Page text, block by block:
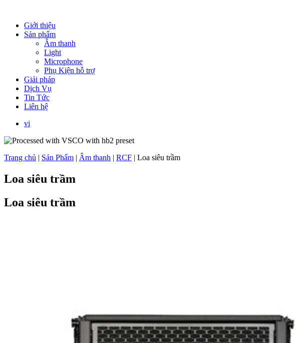
Giới thiệu
Sản phẩm
Âm thanh
Light
Microphone
Phụ Kiện hỗ trợ
Giải pháp
Dịch Vụ
Tin Tức
Liên hệ
vi
Trang chủ | Sản Phẩm | Âm thanh | RCF | Loa siêu trầm
Loa siêu trầm
Loa siêu trầm